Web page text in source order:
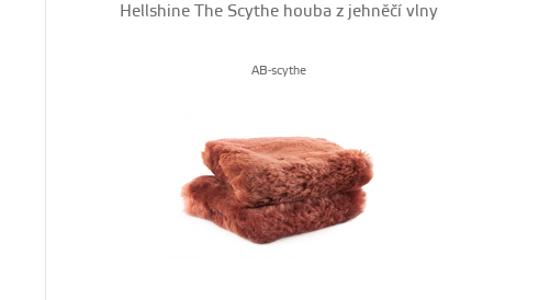
Hellshine The Scythe houba z jehněčí vlny
AB-scythe